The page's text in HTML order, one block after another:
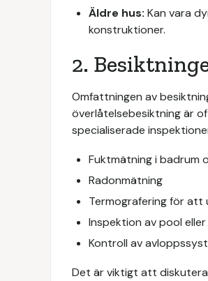
Äldre hus: Kan vara
konstruktioner.
2.
Omfattningen av
överlåtelsebesiktning är
specialiserade
Fuktmätning i badrum
Radonmätning
Termografering för att
Inspektion av pool
Kontroll av
Det är viktigt att